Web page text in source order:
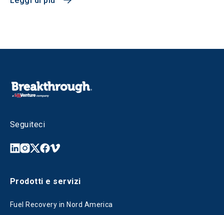
Seguiteci
Prodotti e servizi
Fuel Recovery in Nord America